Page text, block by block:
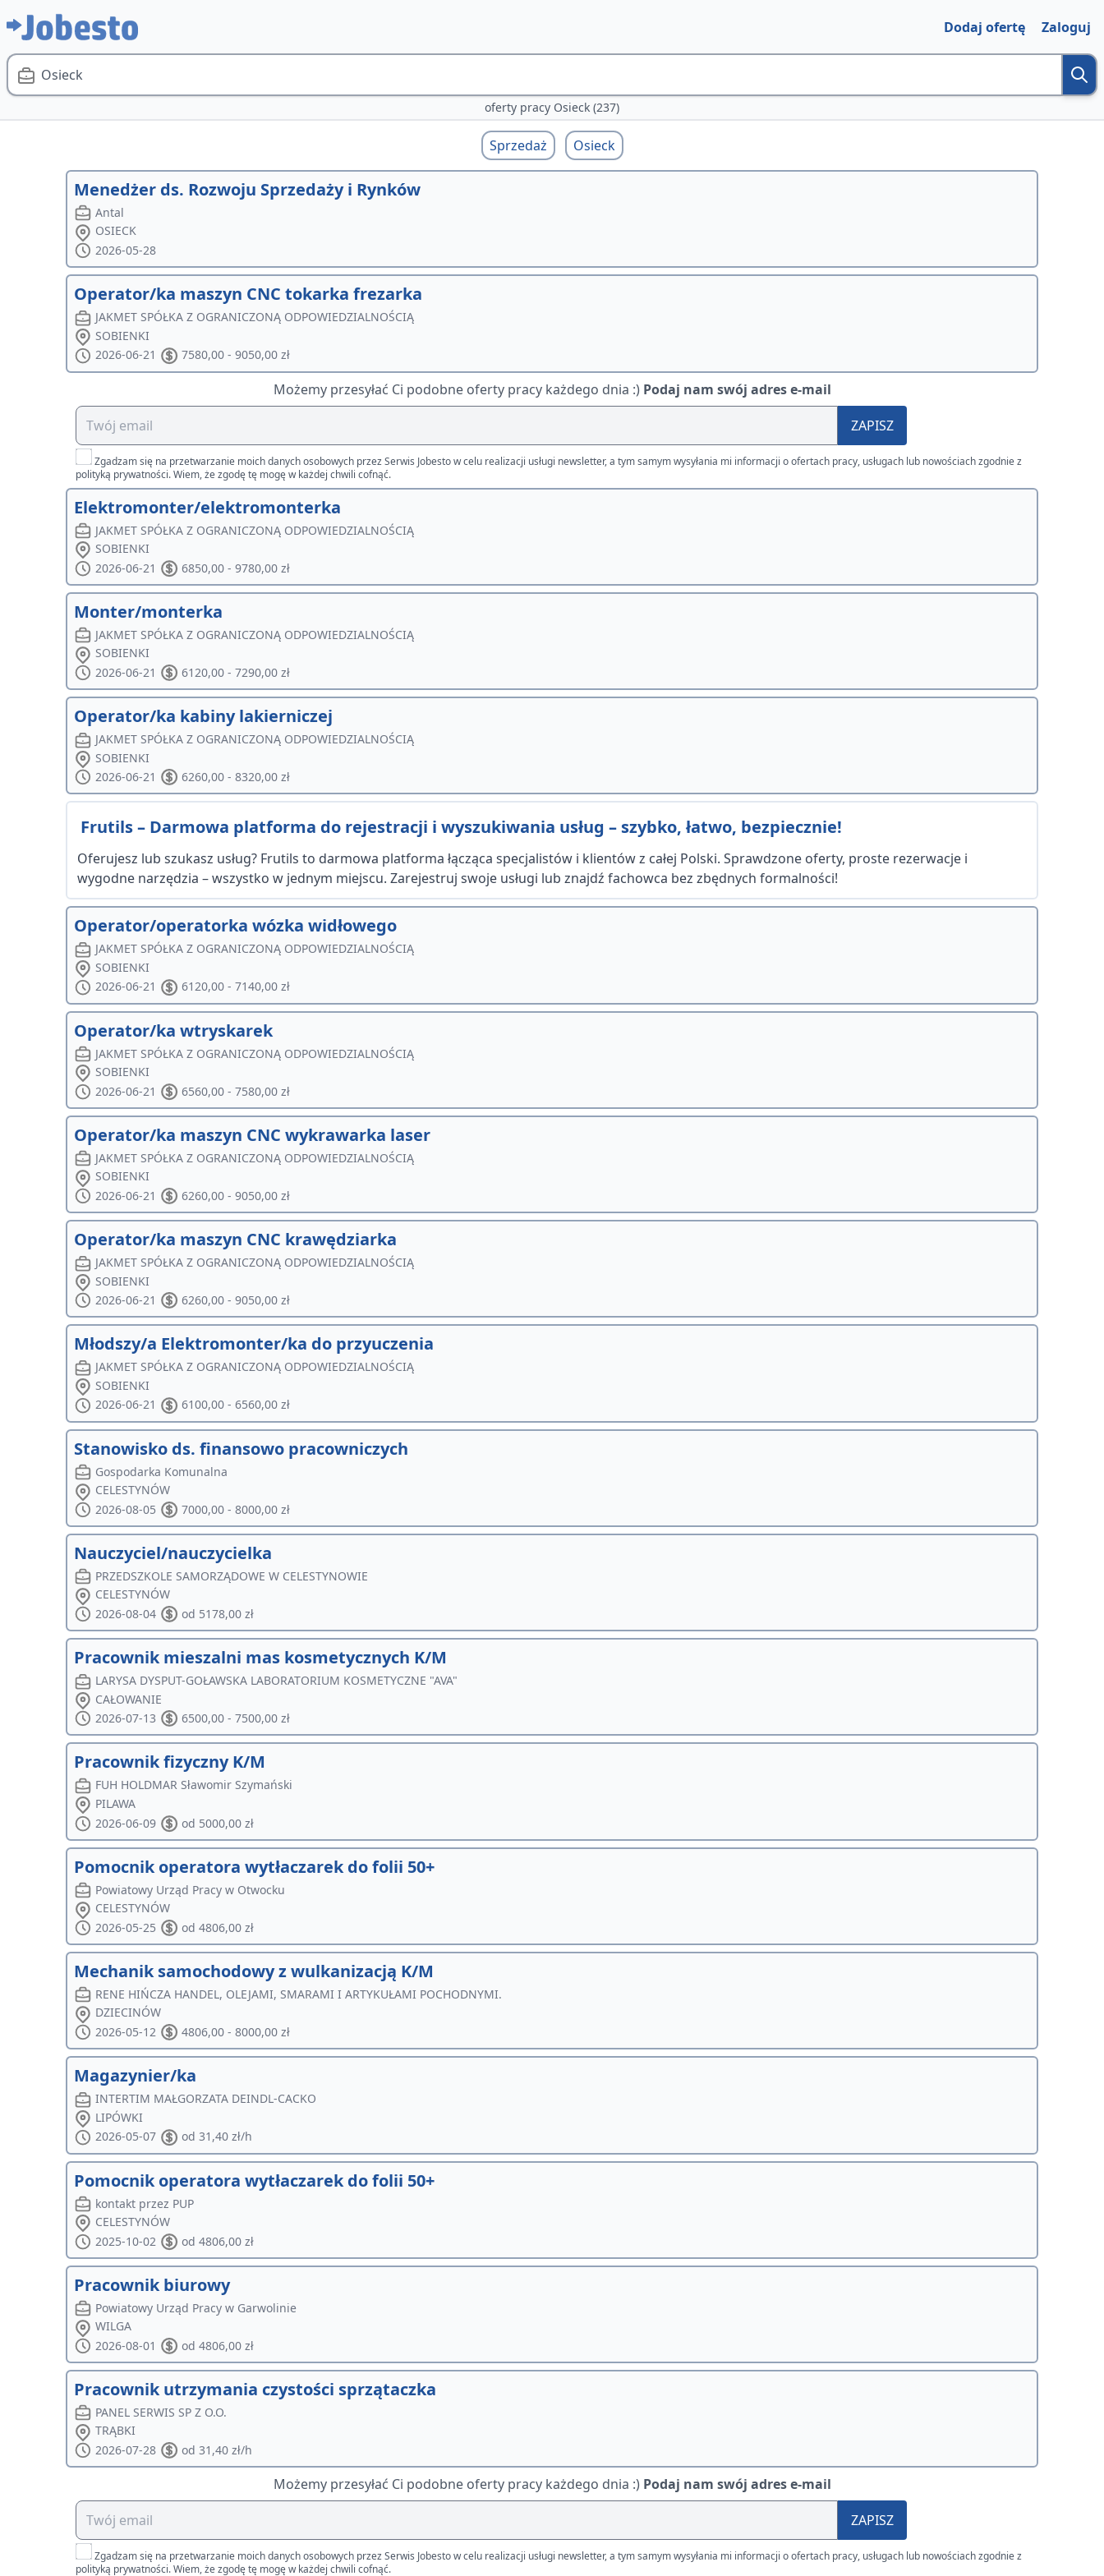
Dodaj ofertę Zaloguj
Osieck
oferty pracy Osieck (237)
Sprzedaż Osieck
Menedżer ds. Rozwoju Sprzedaży i Rynków
Antal
OSIECK
2026-05-28
Operator/ka maszyn CNC tokarka frezarka
JAKMET SPÓŁKA Z OGRANICZONĄ ODPOWIEDZIALNOŚCIĄ
SOBIENKI
2026-06-21
7580,00 - 9050,00 zł
Możemy przesyłać Ci podobne oferty pracy każdego dnia :) Podaj nam swój adres e-mail
ZAPISZ
Zgadzam się na przetwarzanie moich danych osobowych przez Serwis Jobesto w celu realizacji usługi newsletter, a tym samym wysyłania mi informacji o ofertach pracy, usługach lub nowościach zgodnie z
polityką prywatności. Wiem, że zgodę tę mogę w każdej chwili cofnąć.
Elektromonter/elektromonterka
JAKMET SPÓŁKA Z OGRANICZONĄ ODPOWIEDZIALNOŚCIĄ
SOBIENKI
2026-06-21
6850,00 - 9780,00 zł
Monter/monterka
JAKMET SPÓŁKA Z OGRANICZONĄ ODPOWIEDZIALNOŚCIĄ
SOBIENKI
2026-06-21
6120,00 - 7290,00 zł
Operator/ka kabiny lakierniczej
JAKMET SPÓŁKA Z OGRANICZONĄ ODPOWIEDZIALNOŚCIĄ
SOBIENKI
2026-06-21
6260,00 - 8320,00 zł
Frutils – Darmowa platforma do rejestracji i wyszukiwania usług – szybko, łatwo, bezpiecznie!
Oferujesz lub szukasz usług? Frutils to darmowa platforma łącząca specjalistów i klientów z całej Polski. Sprawdzone oferty, proste rezerwacje i
wygodne narzędzia – wszystko w jednym miejscu. Zarejestruj swoje usługi lub znajdź fachowca bez zbędnych formalności!
Operator/operatorka wózka widłowego
JAKMET SPÓŁKA Z OGRANICZONĄ ODPOWIEDZIALNOŚCIĄ
SOBIENKI
2026-06-21
6120,00 - 7140,00 zł
Operator/ka wtryskarek
JAKMET SPÓŁKA Z OGRANICZONĄ ODPOWIEDZIALNOŚCIĄ
SOBIENKI
2026-06-21
6560,00 - 7580,00 zł
Operator/ka maszyn CNC wykrawarka laser
JAKMET SPÓŁKA Z OGRANICZONĄ ODPOWIEDZIALNOŚCIĄ
SOBIENKI
2026-06-21
6260,00 - 9050,00 zł
Operator/ka maszyn CNC krawędziarka
JAKMET SPÓŁKA Z OGRANICZONĄ ODPOWIEDZIALNOŚCIĄ
SOBIENKI
2026-06-21
6260,00 - 9050,00 zł
Młodszy/a Elektromonter/ka do przyuczenia
JAKMET SPÓŁKA Z OGRANICZONĄ ODPOWIEDZIALNOŚCIĄ
SOBIENKI
2026-06-21
6100,00 - 6560,00 zł
Stanowisko ds. finansowo pracowniczych
Gospodarka Komunalna
CELESTYNÓW
2026-08-05
7000,00 - 8000,00 zł
Nauczyciel/nauczycielka
PRZEDSZKOLE SAMORZĄDOWE W CELESTYNOWIE
CELESTYNÓW
2026-08-04
od 5178,00 zł
Pracownik mieszalni mas kosmetycznych K/M
LARYSA DYSPUT-GOŁAWSKA LABORATORIUM KOSMETYCZNE "AVA"
CAŁOWANIE
2026-07-13
6500,00 - 7500,00 zł
Pracownik fizyczny K/M
FUH HOLDMAR Sławomir Szymański
PILAWA
2026-06-09
od 5000,00 zł
Pomocnik operatora wytłaczarek do folii 50+
Powiatowy Urząd Pracy w Otwocku
CELESTYNÓW
2026-05-25
od 4806,00 zł
Mechanik samochodowy z wulkanizacją K/M
RENE HIŃCZA HANDEL, OLEJAMI, SMARAMI I ARTYKUŁAMI POCHODNYMI.
DZIECINÓW
2026-05-12
4806,00 - 8000,00 zł
Magazynier/ka
INTERTIM MAŁGORZATA DEINDL-CACKO
LIPÓWKI
2026-05-07
od 31,40 zł/h
Pomocnik operatora wytłaczarek do folii 50+
kontakt przez PUP
CELESTYNÓW
2025-10-02
od 4806,00 zł
Pracownik biurowy
Powiatowy Urząd Pracy w Garwolinie
WILGA
2026-08-01
od 4806,00 zł
Pracownik utrzymania czystości sprzątaczka
PANEL SERWIS SP Z O.O.
TRĄBKI
2026-07-28
od 31,40 zł/h
Możemy przesyłać Ci podobne oferty pracy każdego dnia :) Podaj nam swój adres e-mail
ZAPISZ
Zgadzam się na przetwarzanie moich danych osobowych przez Serwis Jobesto w celu realizacji usługi newsletter, a tym samym wysyłania mi informacji o ofertach pracy, usługach lub nowościach zgodnie z
polityką prywatności. Wiem, że zgodę tę mogę w każdej chwili cofnąć.